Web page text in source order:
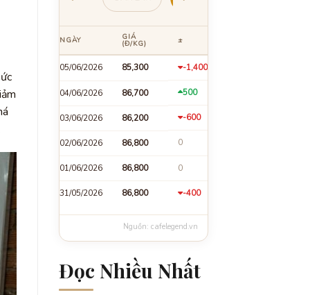
NGÀY GIÁ
(Đ/KG) ±
05/06/2026 85,300 -1,400
04/06/2026 86,700 500
03/06/2026 86,200 -600
02/06/2026 86,800 0
01/06/2026 86,800 0
31/05/2026 86,800 -400
Nguồn: cafelegend.vn
Đọc Nhiều Nhất